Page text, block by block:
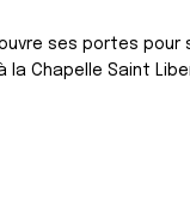
vre ses portes pour
la Chapelle Saint